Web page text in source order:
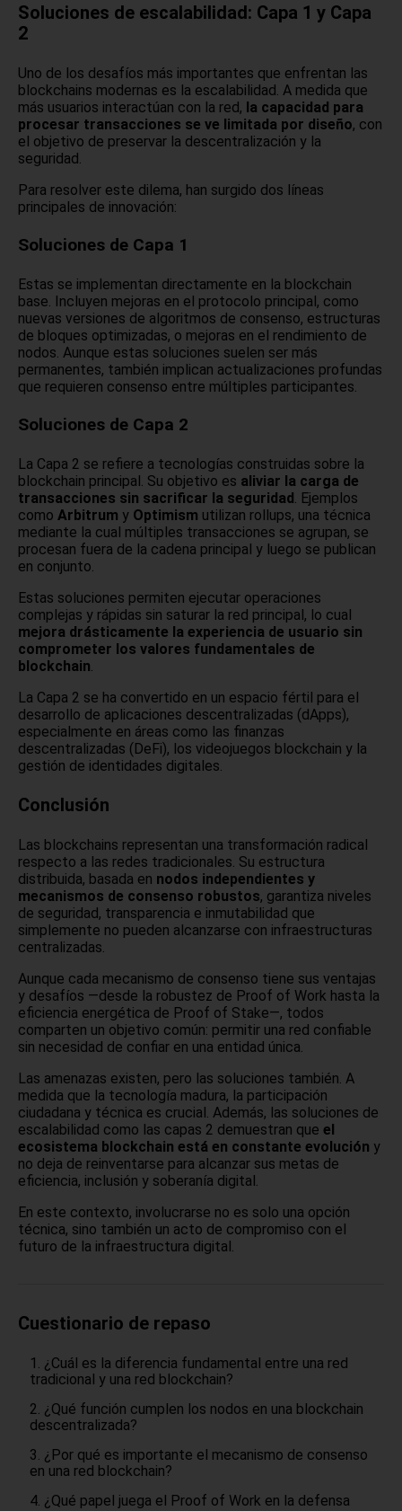
Soluciones de escalabilidad: Capa 1 y Capa
2
Uno de los desafíos más importantes que enfrentan las
blockchains modernas es la escalabilidad. A medida que
más usuarios interactúan con la red, la capacidad para
procesar transacciones se ve limitada por diseño, con
el objetivo de preservar la descentralización y la
seguridad.
Para resolver este dilema, han surgido dos líneas
principales de innovación:
Soluciones de Capa 1
Estas se implementan directamente en la blockchain
base. Incluyen mejoras en el protocolo principal, como
nuevas versiones de algoritmos de consenso, estructuras
de bloques optimizadas, o mejoras en el rendimiento de
nodos. Aunque estas soluciones suelen ser más
permanentes, también implican actualizaciones profundas
que requieren consenso entre múltiples participantes.
Soluciones de Capa 2
La Capa 2 se refiere a tecnologías construidas sobre la
blockchain principal. Su objetivo es aliviar la carga de
transacciones sin sacrificar la seguridad . Ejemplos
como Arbitrum y Optimism utilizan rollups, una técnica
mediante la cual múltiples transacciones se agrupan, se
procesan fuera de la cadena principal y luego se publican
en conjunto.
Estas soluciones permiten ejecutar operaciones
complejas y rápidas sin saturar la red principal, lo cual
mejora drásticamente la experiencia de usuario sin
comprometer los valores fundamentales de
blockchain
La Capa 2 se ha convertido en un espacio fértil para el
desarrollo de aplicaciones descentralizadas (dApps),
especialmente en áreas como las finanzas
descentralizadas (DeFi), los videojuegos blockchain y la
gestión de identidades digitales.
Conclusión
Las blockchains representan una transformación radical
respecto a las redes tradicionales. Su estructura
distribuida, basada en nodos independientes y
mecanismos de consenso robustos, garantiza niveles
de seguridad, transparencia e inmutabilidad que
simplemente no pueden alcanzarse con infraestructuras
centralizadas.
Aunque cada mecanismo de consenso tiene sus ventajas
y desafíos —desde la robustez de Proof of Work hasta la
eficiencia energética de Proof of Stake—, todos
comparten un objetivo común: permitir una red confiable
sin necesidad de confiar en una entidad única.
Las amenazas existen, pero las soluciones también. A
medida que la tecnología madura, la participación
ciudadana y técnica es crucial. Además, las soluciones de
escalabilidad como las capas 2 demuestran que el
ecosistema blockchain está en constante evolución y
no deja de reinventarse para alcanzar sus metas de
eficiencia, inclusión y soberanía digital.
En este contexto, involucrarse no es solo una opción
técnica, sino también un acto de compromiso con el
futuro de la infraestructura digital.
Cuestionario de repaso
¿Cuál es la diferencia fundamental entre una red
tradicional y una red blockchain?
¿Qué función cumplen los nodos en una blockchain
descentralizada?
¿Por qué es importante el mecanismo de consenso
en una red blockchain?
¿Qué papel juega el Proof of Work en la defensa